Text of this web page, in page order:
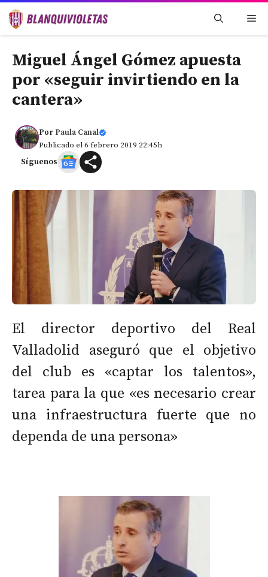
Saltar
Miguel Ángel Gómez apuesta
por «seguir invirtiendo en la
cantera»
Por Paula Canal
Publicado el 6 febrero 2019 22:45h
Síguenos
El director deportivo del Real
Valladolid aseguró que el objetivo
del club es «captar los talentos»,
tarea para la que «es necesario crear
una infraestructura fuerte que no
dependa de una persona»